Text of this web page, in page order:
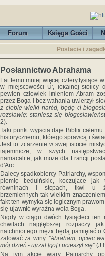
Forum Księga Gości
_ Postacie i
Posłannictwo Abrahama
Lat temu mniej więcej cztery tysiące
w miejscowości Ur, lokalnej stolicy
pewien człowiek imieniem Abram
przez Boga i bez wahania uwierzył
z ciebie wielki naród, będę ci
rozsławię: staniesz się
2).
Taki punkt wyjścia daje Biblia
historycznemu, którego sprawcą i
Jest to zdarzenie w swej istocie
tajemnicze, w swych
namacalne, jak może dla Francji
d'Arc.
Dalecy spadkobiercy Patriarchy,
plemię beduińskie, koczujące jak
równinach i stepach, tkwi u
brzemiennych tak wielkim
fakt ten wymyka się logicznym prawom
się ujawnić wyraźna wola Boga.
Nigdy w ciągu dwóch tysiącleci ten
chwilach najgłębszej rozpaczy
natchnionego męża będą pamiętać o
żałować za winy. "Abraham, ojciec
mój dzień - ujrzał [go] i ucieszył się"(J
Na tym akcie wiary Patriarchy